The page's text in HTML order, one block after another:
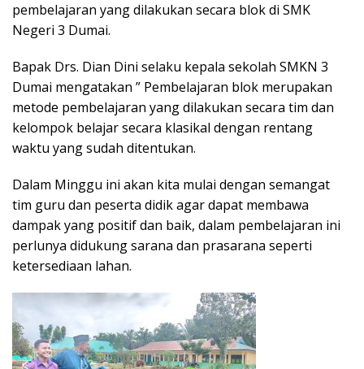
pembelajaran yang dilakukan secara blok di SMK
Negeri 3 Dumai.
Bapak Drs. Dian Dini selaku kepala sekolah SMKN 3
Dumai mengatakan ” Pembelajaran blok merupakan
metode pembelajaran yang dilakukan secara tim dan
kelompok belajar secara klasikal dengan rentang
waktu yang sudah ditentukan.
Dalam Minggu ini akan kita mulai dengan semangat
tim guru dan peserta didik agar dapat membawa
dampak yang positif dan baik, dalam pembelajaran ini
perlunya didukung sarana dan prasarana seperti
ketersediaan lahan.